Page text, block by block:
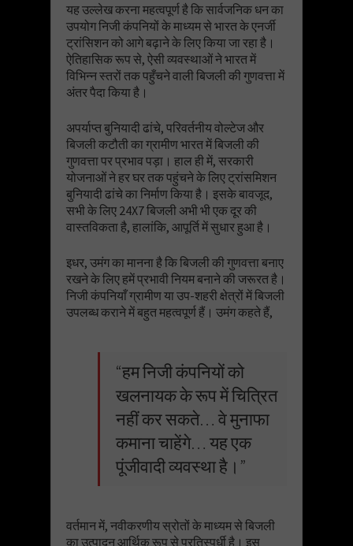
यह उल्लेख करना महत्वपूर्ण है कि सार्वजनिक धन का
उपयोग निजी कंपनियों के माध्यम से भारत के एनर्जी
ट्रांसिशन को आगे बढ़ाने के लिए किया जा रहा है।
ऐतिहासिक रूप से, ऐसी व्यवस्थाओं ने भारत में
विभिन्न स्तरों तक पहुँचने वाली बिजली की गुणवत्ता में
अंतर पैदा किया है।
अपर्याप्त बुनियादी ढांचे, परिवर्तनीय वोल्टेज और
बिजली कटौती का ग्रामीण भारत में बिजली की
गुणवत्ता पर प्रभाव पड़ा। हाल ही में, सरकारी
योजनाओं ने हर घर तक पहुंचने के लिए ट्रांसमिशन
बुनियादी ढांचे का निर्माण किया है। इसके बावजूद,
सभी के लिए 24X7 बिजली अभी भी एक दूर की
वास्तविकता है, हालांकि, आपूर्ति में सुधार हुआ है।
इधर, उमंग का मानना है कि बिजली की गुणवत्ता बनाए
रखने के लिए हमें प्रभावी नियम बनाने की जरूरत है।
निजी कंपनियाँ ग्रामीण या उप-शहरी क्षेत्रों में बिजली
उपलब्ध कराने में बहुत महत्वपूर्ण हैं। उमंग कहते हैं,
“हम निजी कंपनियों को
खलनायक के रूप में चित्रित
नहीं कर सकते… वे मुनाफा
कमाना चाहेंगे… यह एक
पूंजीवादी व्यवस्था है।”
वर्तमान में, नवीकरणीय स्रोतों के माध्यम से बिजली
का उत्पादन आर्थिक रूप से प्रतिस्पर्धी है। इस